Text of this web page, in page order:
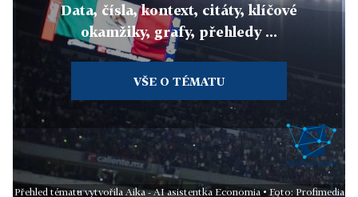
Data, čísla, kontext, citáty, klíčové
okamžiky, grafy, přehledy ...
VŠE O TÉMATU
Přehled tématu vytvořila Aika - AI asistentka Economia • Foto: Profimedia